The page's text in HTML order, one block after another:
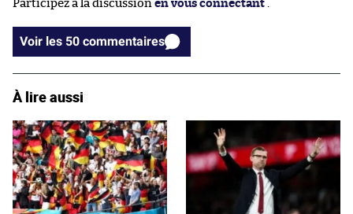
Participez à la discussion en vous connectant
Voir les 50 commentaires
À lire aussi